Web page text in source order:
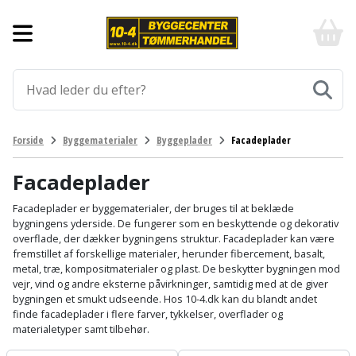
Aluprofiler
Armering
Befæstigelse
Bordplade
Byggeplader
Bygningsbeslag
Gulve
Fliser
og
klinker
Gulvtilbehør
Gulvunderlag
Gulvvarme
Laminatgulv
Værktøj
Afmærkning
Arbejdsbuk
Arbejdsvogn
Bærehåndtag
Båndstrammer
Elværktøj
Afkortersav
Afstandsmåler
Arbejdsbord
Arbejdslamper
Havemaskiner
Brændekløver
Buskrydder
Dykpumpe
Hus,
have
og
fritid
Affaldssortering
Maling
-
billigt
og
-
Klik
Forside Byggematerialer Byggeplader Facadeplader
Facadeplader
Facadeplader er byggematerialer, der bruges til at beklæde
bygningens yderside. De fungerer som en beskyttende og dekorativ
overflade, der dækker bygningens struktur. Facadeplader kan være
fremstillet af forskellige materialer, herunder fibercement, basalt,
metal, træ, kompositmaterialer og plast. De beskytter bygningen mod
vejr, vind og andre eksterne påvirkninger, samtidig med at de giver
bygningen et smukt udseende. Hos 10-4.dk kan du blandt andet
finde facadeplader i flere farver, tykkelser, overflader og
materialetyper samt tilbehør.